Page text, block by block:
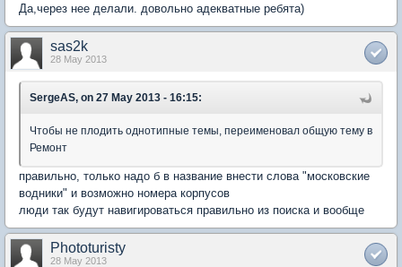
Да,через нее делали. довольно адекватные ребята)
sas2k
28 May 2013
SergeAS, on 27 May 2013 - 16:15:
Чтобы не плодить однотипные темы, переименовал общую тему в
Ремонт
правильно, только надо б в название внести слова "московские
водники" и возможно номера корпусов
люди так будут навигироваться правильно из поиска и вообще
Phototuristy
28 May 2013